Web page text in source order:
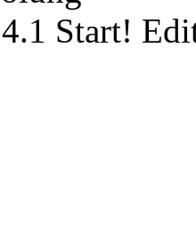
4.1 Start!